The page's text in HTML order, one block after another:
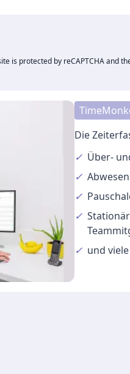
is protected by reCAPTCHA and
Die
✓ Über-
✓
✓
✓
✓ und viele